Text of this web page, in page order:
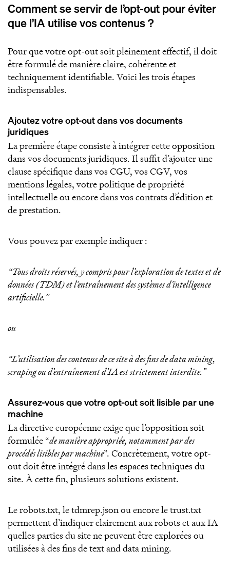
Comment se servir de l’opt-out pour éviter
que l’IA utilise vos contenus ?
Pour que votre opt-out soit pleinement effectif, il doit
être formulé de manière claire, cohérente et
techniquement identifiable. Voici les trois étapes
indispensables.
Ajoutez votre opt-out dans vos documents
juridiques
La première étape consiste à intégrer cette opposition
dans vos documents juridiques. Il suffit d’ajouter une
clause spécifique dans vos CGU, vos CGV, vos
mentions légales, votre politique de propriété
intellectuelle ou encore dans vos contrats d’édition et
de prestation.
Vous pouvez par exemple indiquer :
“Tous droits réservés, y compris pour l’exploration de textes et de
données (TDM) et l’entraînement des systèmes d’intelligence
artificielle.”
ou
“L’utilisation des contenus de ce site à des fins de data mining,
scraping ou d’entraînement d’IA est strictement interdite.”
Assurez-vous que votre opt-out soit lisible par une
machine
La directive européenne exige que l’opposition soit
formulée “de manière appropriée, notamment par des
procédés lisibles par machine”. Concrètement, votre opt-
out doit être intégré dans les espaces techniques du
site. À cette fin, plusieurs solutions existent.
Le robots.txt, le tdmrep.json ou encore le trust.txt
permettent d’indiquer clairement aux robots et aux IA
quelles parties du site ne peuvent être explorées ou
utilisées à des fins de text and data mining.